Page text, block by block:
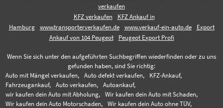
verkaufen
KFZ verkaufen
KFZ Ankauf in
Hamburg
www.transporterverkaufen.de www.verkauf-ein-auto.de
Export
Ankauf von 104 Peugeot
Peugeot Export Profi
Wenn Sie sich unter den aufgeführten Suchbegriffen wiederfinden oder zu uns
gefunden haben, sind Sie richtig:
Auto mit Mängel verkaufen,
Auto defekt verkaufen,
KFZ-Ankauf,
Fahrzeugankauf,
Auto verkaufen,
Autoankauf,
wir kaufen dein Auto mit Abholung,
Wir kaufen dein Auto mit Schaden,
Wir kaufen dein Auto Motorschaden,
Wir kaufen dein Auto ohne TÜV,